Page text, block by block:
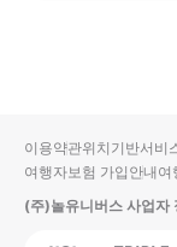
입니
다.
순
상
이용약관위치기반서비
여행자보험 가입안내여
(주)놀유니버스 사업자